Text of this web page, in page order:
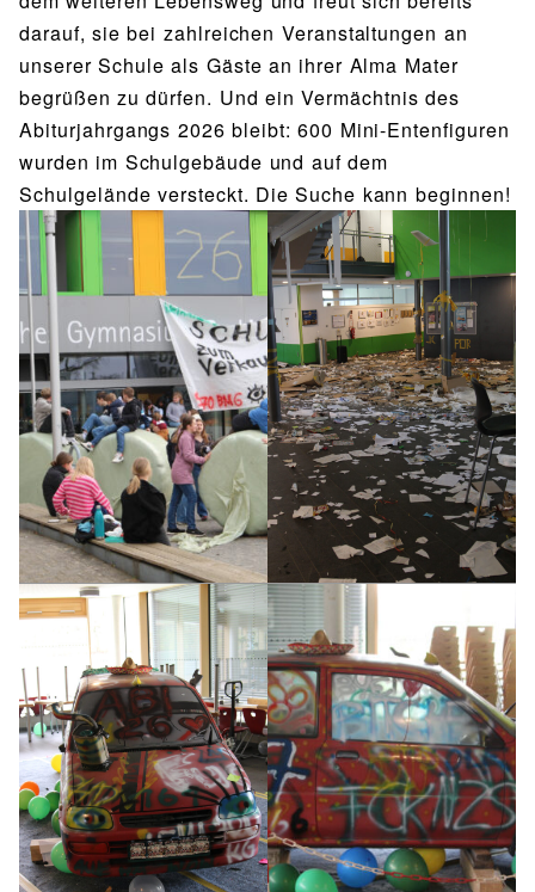
darauf, sie bei zahlreichen Veranstaltungen an
unserer Schule als Gäste an ihrer Alma Mater
begrüßen zu dürfen. Und ein Vermächtnis des
Abiturjahrgangs 2026 bleibt: 600 Mini-Entenfiguren
wurden im Schulgebäude und auf dem
Schulgelände versteckt. Die Suche kann beginnen!